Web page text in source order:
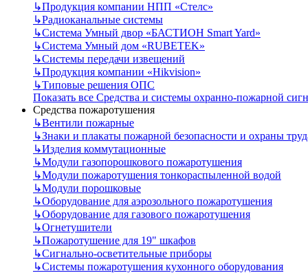
↳Продукция компании НПП «Стелс»
↳Радиоканальные системы
↳Система Умный двор «БАСТИОН Smart Yard»
↳Система Умный дом «RUBETEK»
↳Системы передачи извещений
↳Продукция компании «Hikvision»
↳Типовые решения ОПС
Показать все Средства и системы охранно-пожарной
Средства пожаротушения
↳Вентили пожарные
↳Знаки и плакаты пожарной безопасности и охраны
↳Изделия коммутационные
↳Модули газопорошкового пожаротушения
↳Модули пожаротушения тонкораспыленной водой
↳Модули порошковые
↳Оборудование для аэрозольного пожаротушения
↳Оборудование для газового пожаротушения
↳Огнетушители
↳Пожаротушение для 19" шкафов
↳Сигнально-осветительные приборы
↳Системы пожаротушения кухонного оборудования